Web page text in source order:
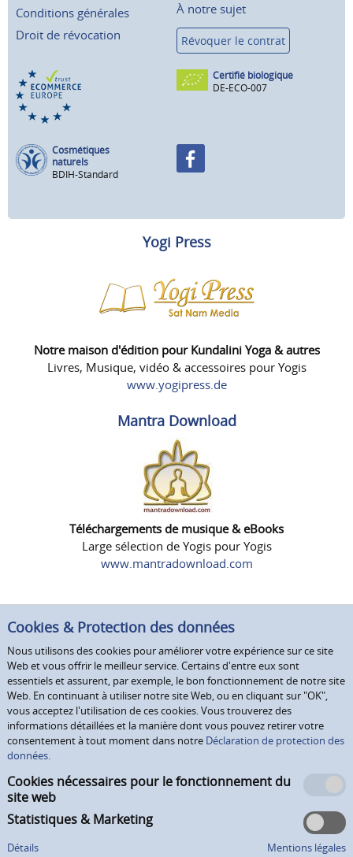
Conditions générales
Droit de révocation
À notre sujet
Révoquer le contrat
Certifié biologique
DE-ECO-007
Cosmétiques
naturels
BDIH-Standard
Yogi Press
Notre maison d'édition pour Kundalini Yoga & autres
Livres, Musique, vidéo & accessoires pour Yogis
www.yogipress.de
Mantra Download
Téléchargements de musique & eBooks
Large sélection de Yogis pour Yogis
www.mantradownload.com
Cookies & Protection des données
Nous utilisons des cookies pour améliorer votre expérience sur ce site
Web et vous offrir le meilleur service. Certains d'entre eux sont
essentiels et assurent, par exemple, le bon fonctionnement de notre site
Web. En continuant à utiliser notre site Web, ou en cliquant sur "OK",
vous acceptez l'utilisation de ces cookies. Vous trouverez des
informations détaillées et la manière dont vous pouvez retirer votre
consentement à tout moment dans notre Déclaration de protection des
données.
Cookies nécessaires pour le fonctionnement du
site web
Statistiques & Marketing
Détails Mentions légales